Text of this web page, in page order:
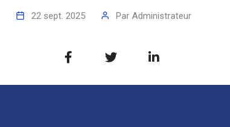
22 sept. 2025 Par Administrateur